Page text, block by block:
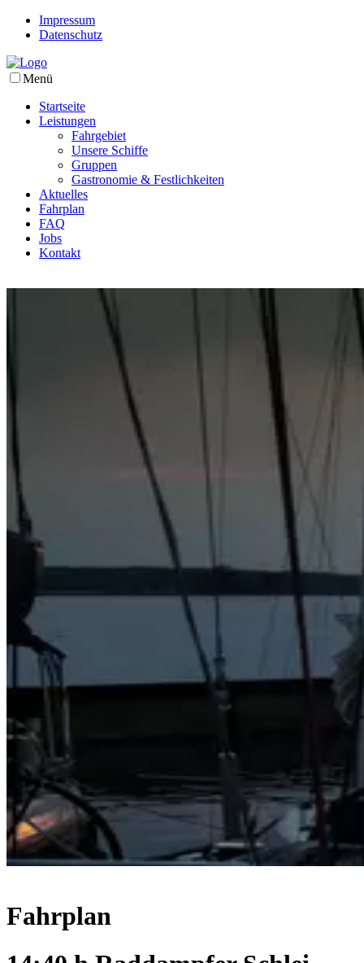
Impressum
Datenschutz
Menü
Startseite
Leistungen
Fahrgebiet
Unsere Schiffe
Gruppen
Gastronomie & Festlichkeiten
Aktuelles
Fahrplan
FAQ
Jobs
Kontakt
Fahrplan